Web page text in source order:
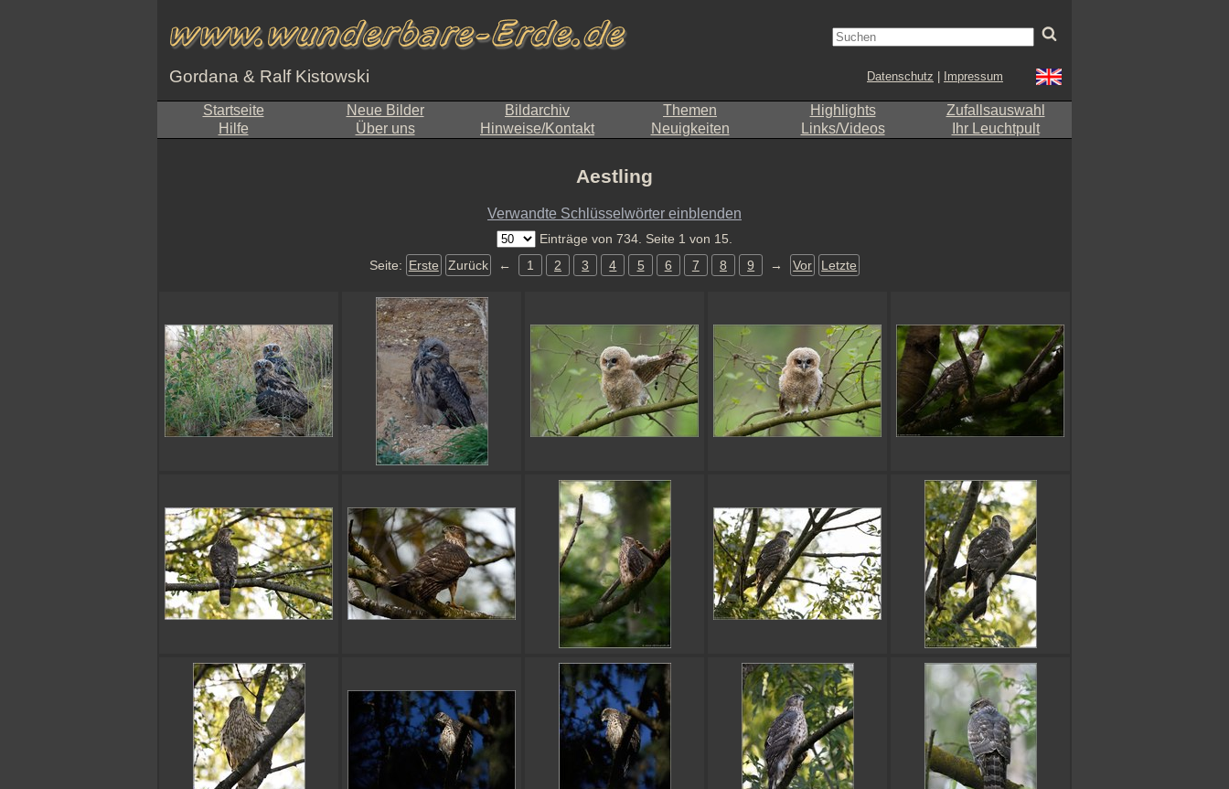
Gordana & Ralf Kistowski Datenschutz Impressum
Startseite Neue Bilder Bildarchiv Themen Highlights
Zufallsauswahl
Hilfe
Über uns Hinweise/Kontakt Neuigkeiten Links/Videos Ihr Leuchtpult
Aestling
Verwandte Schlüsselwörter einblenden
Einträge von 734. Seite 1 von 15.
Seite: Erste Zurück ← 1 2 3 4 5 6 7 8 9 → Vor Letzte